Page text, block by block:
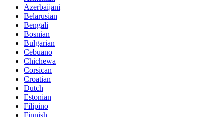
Azerbaijani
Belarusian
Bengali
Bosnian
Bulgarian
Cebuano
Chichewa
Corsican
Croatian
Dutch
Estonian
Filipino
Finnish